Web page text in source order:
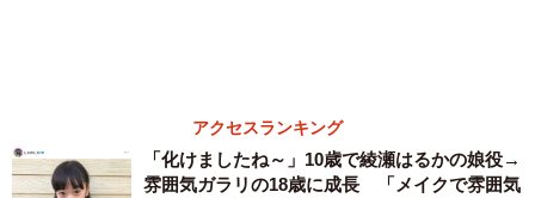
世界一周中に3度も出会った運命的カップル
口では言えない「ジョージアの熱い夜」に「も
うやめぇや！」藤井が猛ツッコミ連発【新婚さ